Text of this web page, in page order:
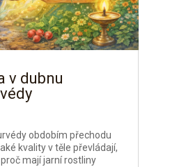
v dubnu
obdobím přechodu
kvality v těle převládají,
mají jarní rostliny